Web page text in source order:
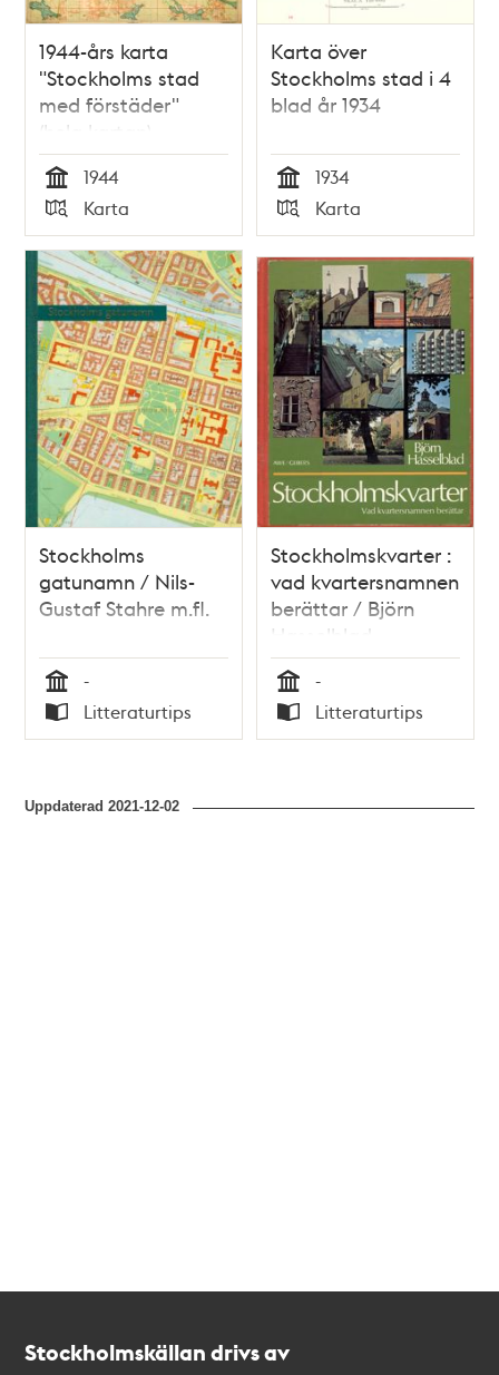
1944-års karta
"Stockholms stad
med förstäder"
(hela kartan)
Tid
1944
Typ
Karta
Karta över
Stockholms stad i 4
blad år 1934
Tid
1934
Typ
Karta
Stockholms
gatunamn / Nils-
Gustaf Stahre m.fl.
Tid
-
Typ
Litteraturtips
Stockholmskvarter :
vad kvartersnamnen
berättar / Björn
Hasselblad
Tid
-
Typ
Litteraturtips
Uppdaterad2021-12-02
Stockholmskällan drivs av